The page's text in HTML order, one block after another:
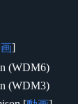
]
(WDM6)
(WDM3)